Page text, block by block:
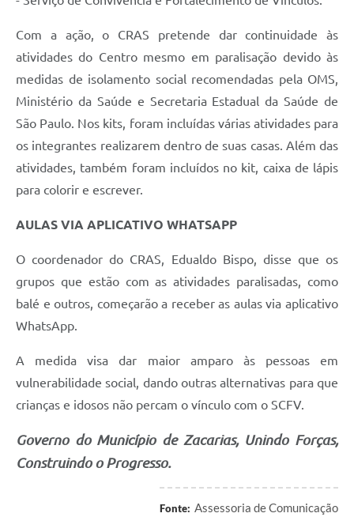
Com a ação, o CRAS pretende dar continuidade às
atividades do Centro mesmo em paralisação devido às
medidas de isolamento social recomendadas pela OMS,
Ministério da Saúde e Secretaria Estadual da Saúde de
São Paulo. Nos kits, foram incluídas várias atividades para
os integrantes realizarem dentro de suas casas. Além das
atividades, também foram incluídos no kit, caixa de lápis
para colorir e escrever.
AULAS VIA APLICATIVO WHATSAPP
O coordenador do CRAS, Edualdo Bispo, disse que os
grupos que estão com as atividades paralisadas, como
balé e outros, começarão a receber as aulas via aplicativo
WhatsApp.
A medida visa dar maior amparo às pessoas em
vulnerabilidade social, dando outras alternativas para que
crianças e idosos não percam o vínculo com o SCFV.
Governo do Município de Zacarias, Unindo Forças,
Construindo o Progresso.
Fonte: Assessoria de Comunicação